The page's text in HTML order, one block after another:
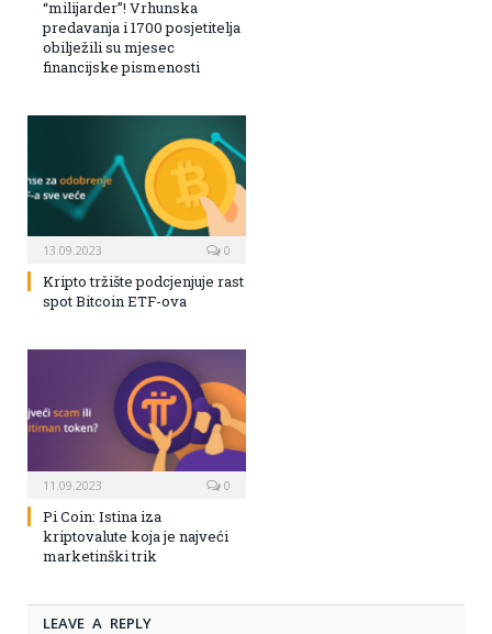
“milijarder”! Vrhunska
predavanja i 1700 posjetitelja
obilježili su mjesec
financijske pismenosti
13.09.2023 0
Kripto tržište podcjenjuje rast
spot Bitcoin ETF-ova
11.09.2023 0
Pi Coin: Istina iza
kriptovalute koja je najveći
marketinški trik
LEAVE A REPLY